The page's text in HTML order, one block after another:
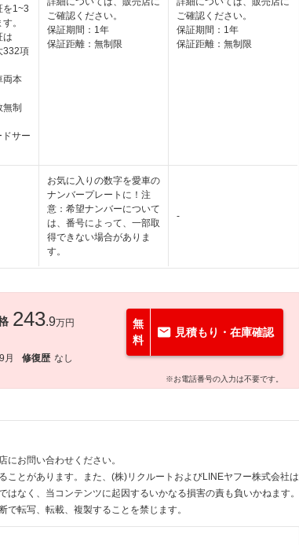
を1~3
。
は
332項
両本
無制
ドサー
ご確認ください。
保証期間：1年
保証距離：無制限
ご確認ください。
保証期間：1年
保証距離：無制限
お気に入りの数字を愛車の
ナンバープレートに！注
意：希望ナンバーについて
は、番号によって、一部取
得できない場合がありま
す。
-
243.9万円
月 修復歴 なし
無
料
見積もり・在庫確認
※お電話番号の入力は不要です。
お問い合わせください。
とがあります。また、(株)リクルートおよびLINEヤフー株式会社は
なく、当コンテンツに起因するいかなる損害の責も負いかねます。
転写、転載、複製することを禁じます。